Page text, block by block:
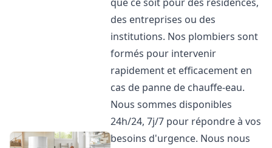
des entreprises ou des
institutions. Nos plombiers sont
formés pour intervenir
rapidement et efficacement en
cas de panne de chauffe-eau.
Nous sommes disponibles
24h/24, 7j/7 pour répondre à vos
besoins d'urgence. Nous nous